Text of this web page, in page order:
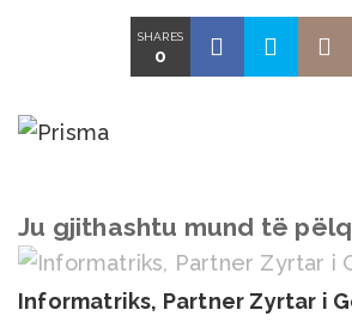
SHARES
0
Ju gjithashtu mund të
Informatriks, Partner Zyrtar i